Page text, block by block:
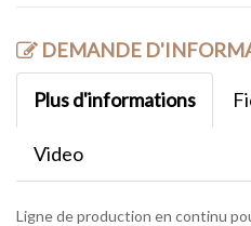
DEMANDE
Plus d'informations
Video
Ligne de production en continu